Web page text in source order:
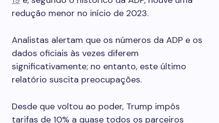
redução menor no início de 2023.
Analistas alertam que os números da ADP e os
dados oficiais às vezes diferem
significativamente; no entanto, este último
relatório suscita preocupações.
Desde que voltou ao poder, Trump impôs
tarifas de 10% a quase todos os parceiros